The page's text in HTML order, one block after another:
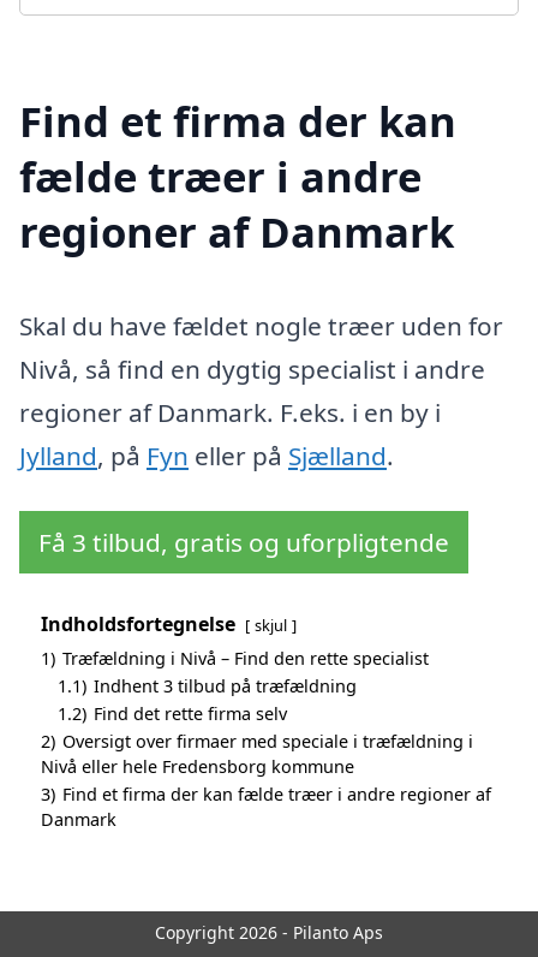
Find et firma der kan
fælde træer i andre
regioner af Danmark
Skal du have fældet nogle træer uden for
Nivå, så find en dygtig specialist i andre
regioner af Danmark. F.eks. i en by i
Jylland, på Fyn eller på Sjælland.
Få 3 tilbud, gratis og uforpligtende
Indholdsfortegnelse skjul
1) Træfældning i Nivå – Find den rette specialist
1.1) Indhent 3 tilbud på træfældning
1.2) Find det rette firma selv
2) Oversigt over firmaer med speciale i træfældning i
Nivå eller hele Fredensborg kommune
3) Find et firma der kan fælde træer i andre regioner af
Danmark
Copyright 2026 - Pilanto Aps